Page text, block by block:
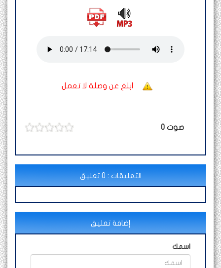
ابلغ عن وصلة لا تعمل
0 صوت
التعليقات : 0 تعليق
إضافة تعليق
اسمك